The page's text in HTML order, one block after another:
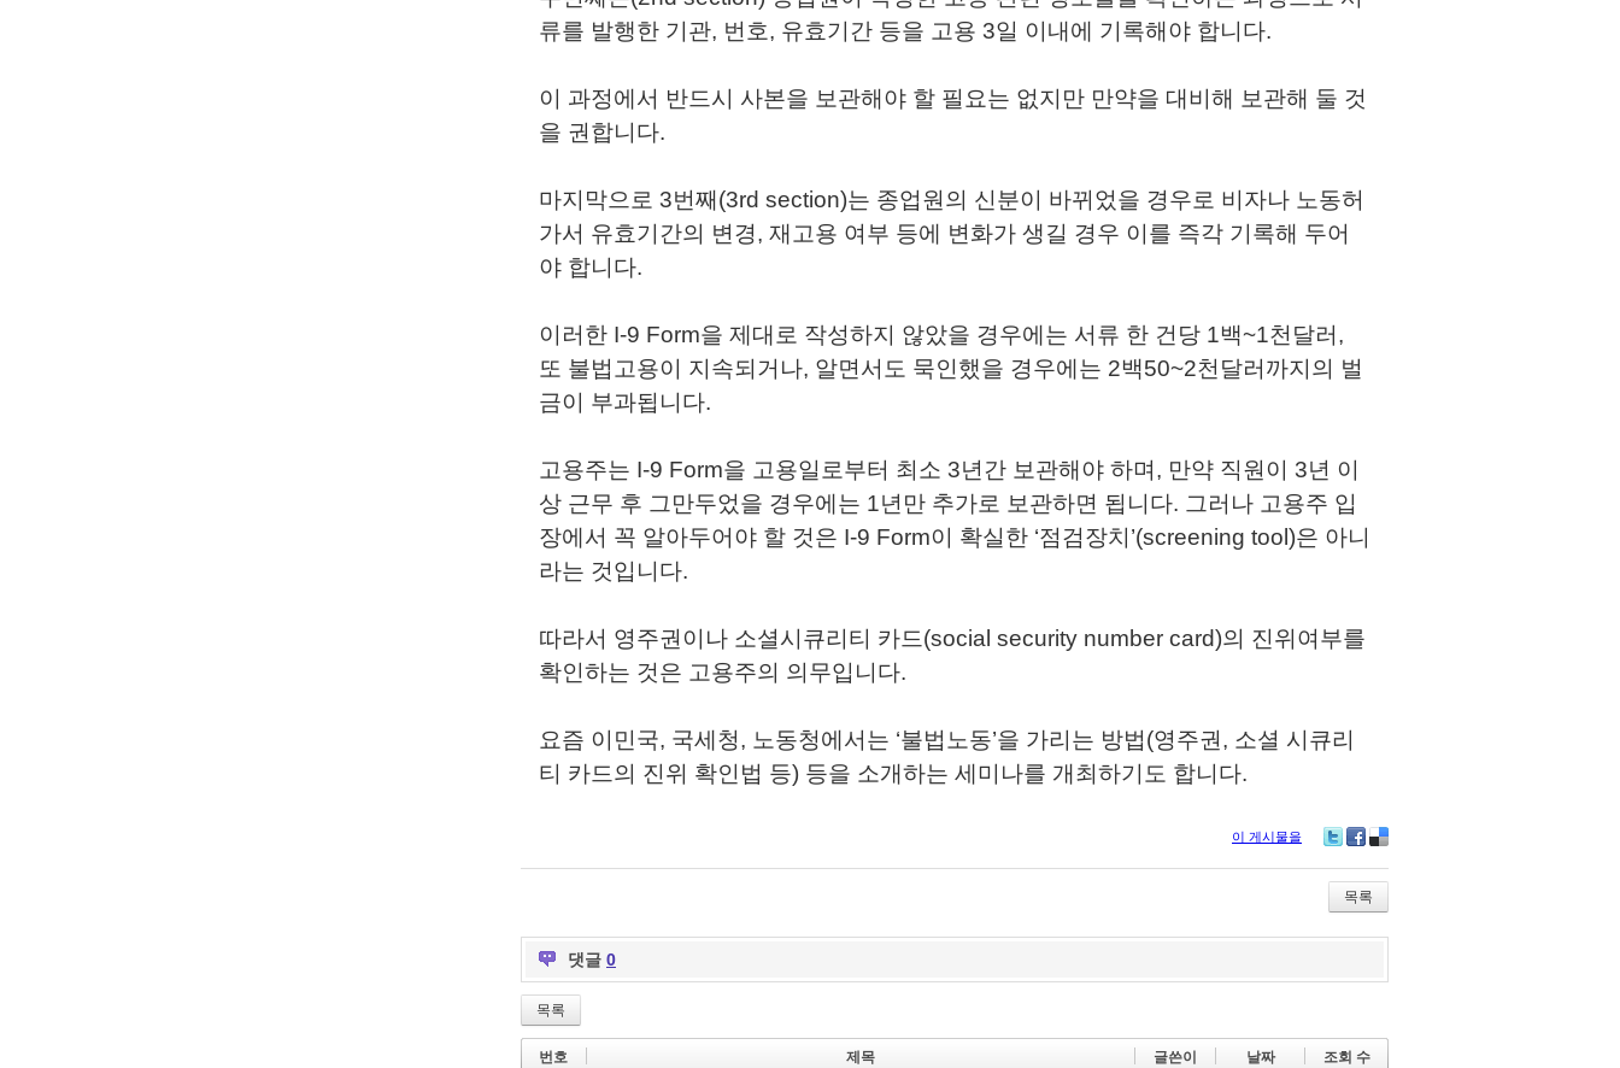
류를 발행한 기관, 번호, 유효기간 등을 고용 3일 이내에 기록해야 합니다.
이 과정에서 반드시 사본을 보관해야 할 필요는 없지만 만약을 대비해 보관해 둘 것
을 권합니다.
마지막으로 3번째(3rd section)는 종업원의 신분이 바뀌었을 경우로 비자나 노동허
가서 유효기간의 변경, 재고용 여부 등에 변화가 생길 경우 이를 즉각 기록해 두어
야 합니다.
이러한 I-9 Form을 제대로 작성하지 않았을 경우에는 서류 한 건당 1백~1천달러,
또 불법고용이 지속되거나, 알면서도 묵인했을 경우에는 2백50~2천달러까지의 벌
금이 부과됩니다.
고용주는 I-9 Form을 고용일로부터 최소 3년간 보관해야 하며, 만약 직원이 3년 이
상 근무 후 그만두었을 경우에는 1년만 추가로 보관하면 됩니다. 그러나 고용주 입
장에서 꼭 알아두어야 할 것은 I-9 Form이 확실한 ‘점검장치’(screening tool)은 아니
라는 것입니다.
따라서 영주권이나 소셜시큐리티 카드(social security number card)의 진위여부를
확인하는 것은 고용주의 의무입니다.
요즘 이민국, 국세청, 노동청에서는 ‘불법노동’을 가리는 방법(영주권, 소셜 시큐리
티 카드의 진위 확인법 등) 등을 소개하는 세미나를 개최하기도 합니다.
이 게시물을
bo
ok
ou
s
목록
댓글 0
목록
번호 제목 글쓴이 날짜 조회 수